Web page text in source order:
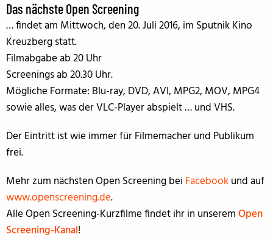
Das nächsteOpen Screening
… findet am Mittwoch, den 20. Juli 2016, im Sputnik Kino
Kreuzberg statt.
Filmabgabe ab 20 Uhr
Screenings ab 20.30 Uhr.
Mögliche Formate: Blu-ray, DVD, AVI, MPG2, MOV, MPG4
sowie alles, was der VLC-Player abspielt … und VHS.
Der Eintritt ist wie immer für Filmemacher und Publikum
frei.
Mehr zum nächsten Open Screening bei Facebookund auf
www.openscreening.de.
Alle Open Screening-Kurzfilme findet ihr in unseremOpen
Screening-Kanal!